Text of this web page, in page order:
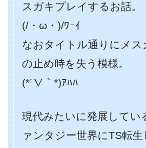
スガキプレイするお話。
(/・ω・)/ﾜｰｲ
なおタイトル通りにメス
の止め時を失う模様。
(*´∇｀*)ｱﾊﾊ
現代みたいに発展してい
ァンタジー世界にTS転生